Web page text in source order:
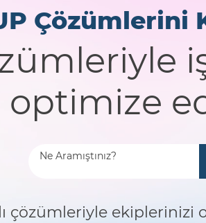
Çözümlerini
optimize
çözümleriyle ekiplerinizi